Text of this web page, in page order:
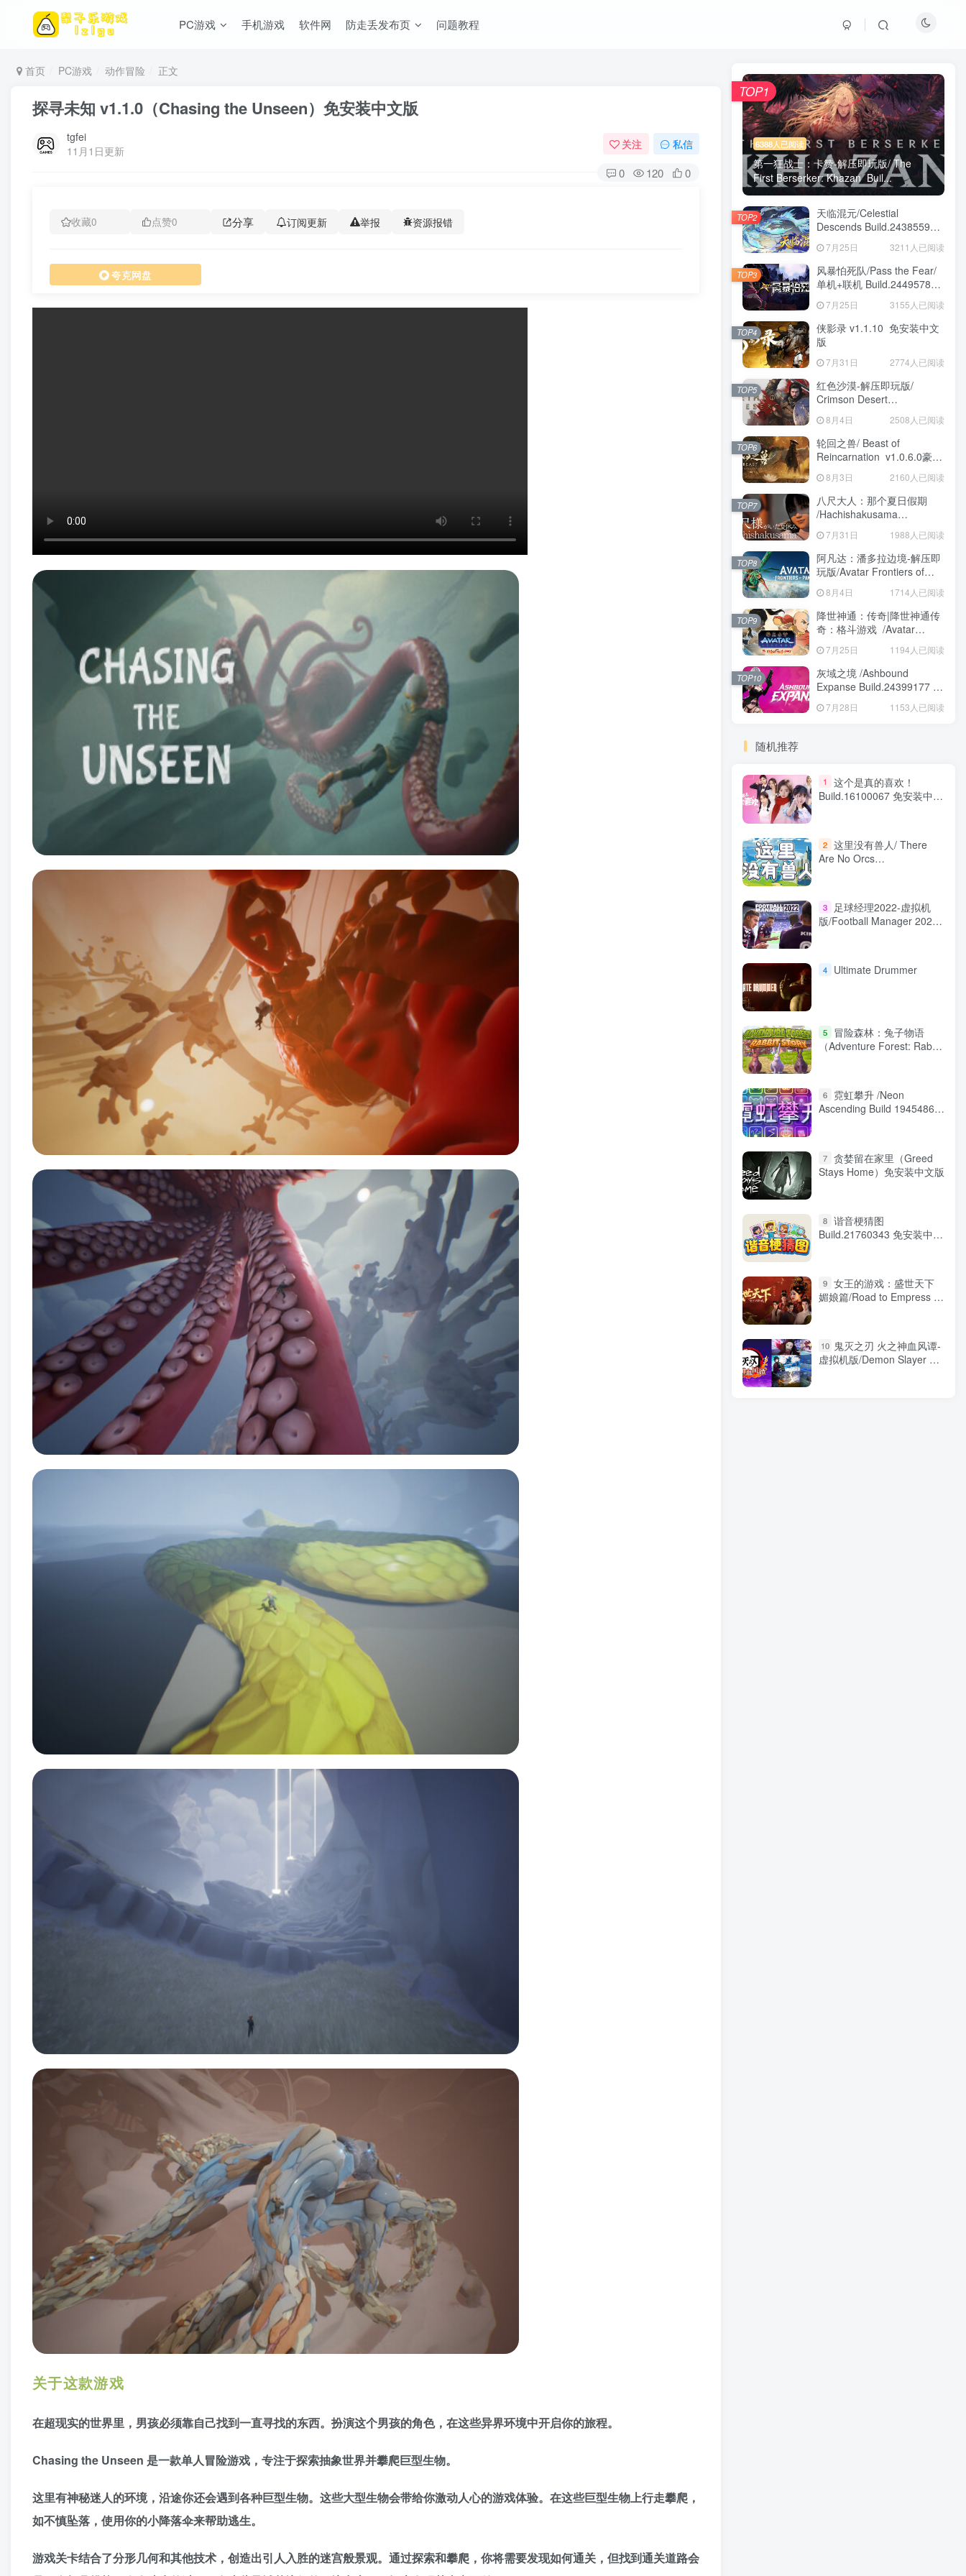
PC游戏 手机游戏 软件网 防走丢发布页 问题教程
首页 PC游戏 动作冒险 正文
探寻未知 v1.1.0（Chasing the Unseen）免安装中文版
tgfei
11月1日更新
关注 私信
0 120 0
收藏0 点赞0 分享 订阅更新 举报 资源报错
夸克网盘
关于这款游戏
在超现实的世界里，男孩必须靠自己找到一直寻找的东西。扮演这个男孩的角色，在这些异界环境中开启你的旅程。
Chasing the Unseen 是一款单人冒险游戏，专注于探索抽象世界并攀爬巨型生物。
这里有神秘迷人的环境，沿途你还会遇到各种巨型生物。这些大型生物会带给你激动人心的游戏体验。在这些巨型生物上行走攀爬，
如不慎坠落，使用你的小降落伞来帮助逃生。
游戏关卡结合了分形几何和其他技术，创造出引人入胜的迷宫般景观。通过探索和攀爬，你将需要发现如何通关，但找到通关道路会
6388人已阅读
第一狂战士：卡赞-解压即玩版/ The
First Berserker: Khazan Buil...
TOP1
天临混元/Celestial
Descends Build.24385591
7月25日 3211人已阅读
TOP2
风暴怕死队/Pass the Fear/
单机+联机 Build.24495782
7月25日 3155人已阅读
TOP3
侠影录 v1.1.10 免安装中文
版
7月31日 2774人已阅读
TOP4
红色沙漠-解压即玩版/
Crimson Desert
安装中文版
8月4日 2508人已阅读
TOP5
轮回之兽/ Beast of
Reincarnation v1.0.6.0豪华
8月3日 2160人已阅读
TOP6
八尺大人：那个夏日假期
/Hachishakusama
Build.24462853 免安装中文
版7月31日 1988人已阅读
TOP7
阿凡达：潘多拉边境-解压即
玩版/Avatar Frontiers of
Pandora Build.22429549 免
安装中文版
8月4日 1714人已阅读
TOP8
降世神通：传奇|降世神通传
奇：格斗游戏 /Avatar
Legends The Fighting
Game Build.24421547 免安
装英文版
7月25日 1194人已阅读
TOP9
灰域之境 /Ashbound
Expanse Build.24399177 免
安装中文版
7月28日 1153人已阅读
TOP10
随机推荐
1
这个是真的喜欢！
Build.16100067 免安装中文
2 这里没有兽人/ There
Are No Orcs
3
足球经理2022-虚拟机
版/Football Manager 2022
4 Ultimate Drummer
5
冒险森林：兔子物语
（Adventure Forest: Rabbit
6
霓虹攀升 /Neon
Ascending Build 19454864
7 贪婪留在家里（Greed
Stays Home）免安装中文版
8 谐音梗猜图
Build.21760343 免安装中文
9 女王的游戏：盛世天下
媚娘篇/Road to Empress I
10 鬼灭之刃 火之神血风谭-
虚拟机版/Demon Slayer –